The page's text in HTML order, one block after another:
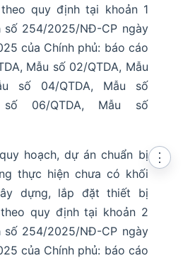
quy định tại khoản 1
254/2025/NĐ-CP ngày
của Chính phủ: báo cáo
Mẫu số 02/QTDA, Mẫu
số 04/QTDA, Mẫu số
số 06/QTDA, Mẫu số
hoạch, dự án chuẩn bị
thực hiện chưa có khối
dựng, lắp đặt thiết bị
quy định tại khoản 2
254/2025/NĐ-CP ngày
của Chính phủ: báo cáo
⋮